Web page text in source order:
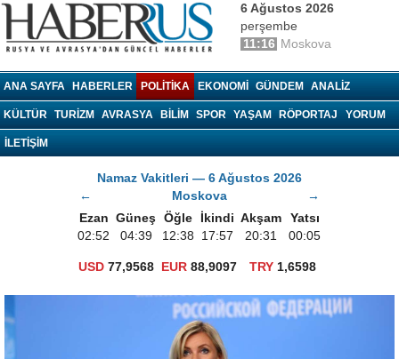
6 Ağustos 2026
perşembe
11:16 Moskova
ANA SAYFA HABERLER POLITIKA EKONOMI GÜNDEM ANALIZ
KÜLTÜR TURIZM AVRASYA BILIM SPOR YAŞAM RÖPORTAJ YORUM
İLETİŞİM
Namaz Vakitleri — 6 Ağustos 2026
←
Moskova
→
Ezan Güneş Öğle İkindi Akşam
Yatsı
02:52
04:39 12:38 17:57 20:31 00:05
USD 77,9568 EUR 88,9097 TRY1,6598